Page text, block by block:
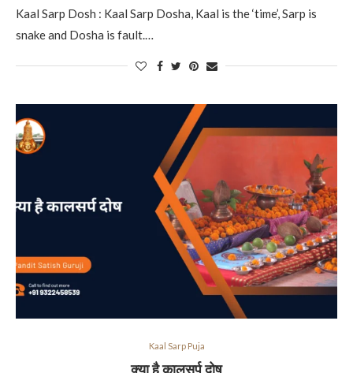
Kaal Sarp Dosh : Kaal Sarp Dosha, Kaal is the ‘time’, Sarp is
snake and Dosha is fault.…
Kaal Sarp Puja
क्या है कालसर्प दोष